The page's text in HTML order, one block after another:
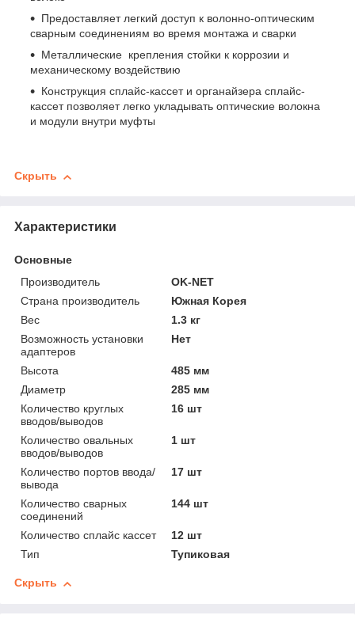
Предоставляет легкий доступ к волонно-оптическим
сварным соединениям во время монтажа и сварки
Металлические крепления стойки к коррозии и
механическому воздействию
Конструкция сплайс-кассет и органайзера сплайс-
кассет позволяет легко укладывать оптические волокна
и модули внутри муфты
Скрыть
Характеристики
Основные
Производитель
OK-NET
Страна производитель
Южная Корея
Вес
1.3 кг
Возможность установки
адаптеров
Нет
Высота
485 мм
Диаметр
285 мм
Количество круглых
вводов/выводов
16 шт
Количество овальных
вводов/выводов
1 шт
Количество портов ввода/
вывода
17 шт
Количество сварных
соединений
144 шт
Количество сплайс кассет
12 шт
Тип
Тупиковая
Скрыть